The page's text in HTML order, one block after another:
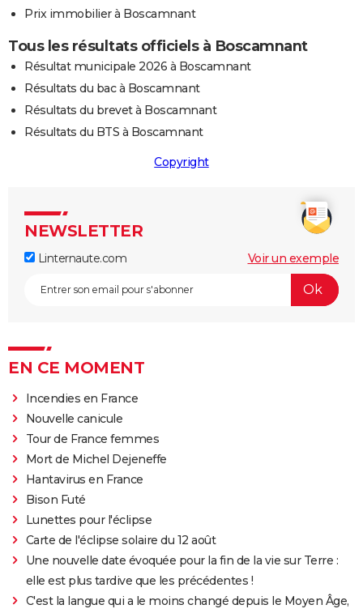
Prix immobilier à Boscamnant
Tous les résultats officiels à Boscamnant
Résultat municipale 2026 à Boscamnant
Résultats du bac à Boscamnant
Résultats du brevet à Boscamnant
Résultats du BTS à Boscamnant
Copyright
NEWSLETTER
Linternaute.com Voir un exemple
EN CE MOMENT
Incendies en France
Nouvelle canicule
Tour de France femmes
Mort de Michel Dejeneffe
Hantavirus en France
Bison Futé
Lunettes pour l'éclipse
Carte de l'éclipse solaire du 12 août
Une nouvelle date évoquée pour la fin de la vie sur Terre :
elle est plus tardive que les précédentes !
C'est la langue qui a le moins changé depuis le Moyen Âge,